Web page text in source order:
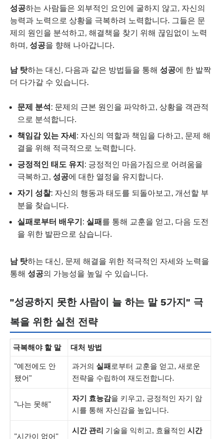
성공하는 사람들은 외부적인 요인에 굴하지 않고, 자신의
능력과 노력으로 상황을 극복하려 노력합니다. 그들은 문
제의 원인을 분석하고, 해결책을 찾기 위해 끊임없이 노력
하며, 성공을 향해 나아갑니다.
남 탓하는 대신, 다음과 같은 방법들을 통해 성공에 한 발짝
더 다가갈 수 있습니다.
문제 분석 : 문제의 근본 원인을 파악하고, 상황을 객관적
으로 분석합니다.
책임감 있는 자세 : 자신의 역할과 책임을 다하고, 문제 해
결을 위해 적극적으로 노력합니다.
긍정적인 태도 유지 : 긍정적인 마음가짐으로 어려움을
극복하고, 성공에 대한 열정을 유지합니다.
자기 성찰: 자신의 행동과 태도를 되돌아보고, 개선할 부
분을 찾습니다.
실패로부터 배우기 : 실패 를 통해 교훈을 얻고, 다음 도전
을 위한 발판으로 삼습니다.
남 탓하는 대신, 문제 해결을 위한 적극적인 자세와 노력을
통해 성공의 가능성을 높일 수 있습니다.
"성공하지 못한 사람이 늘 하는 말 5가지" 극
복을 위한 실천 전략
극복해야 할 말 대처 방법
"예전에도 안
됐어"
과거의 실패 로부터 교훈을 얻고, 새로운
전략을 수립하여 재도전합니다.
"나는 못해"
자기 효능감을 키우고, 긍정적인 자기 암
시를 통해 자신감을 높입니다.
"시간이 없어"
시간 관리 기술을 익히고, 효율적인 시간